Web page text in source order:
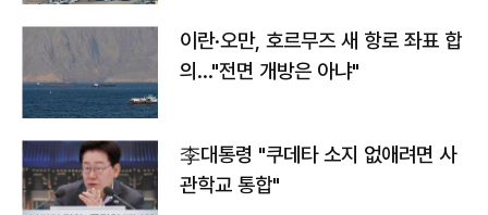
이란·오만, 호르무즈 새 항로 좌표 합
의…"전면 개방은 아냐"
李대통령 "쿠데타 소지 없애려면 사
관학교 통합"